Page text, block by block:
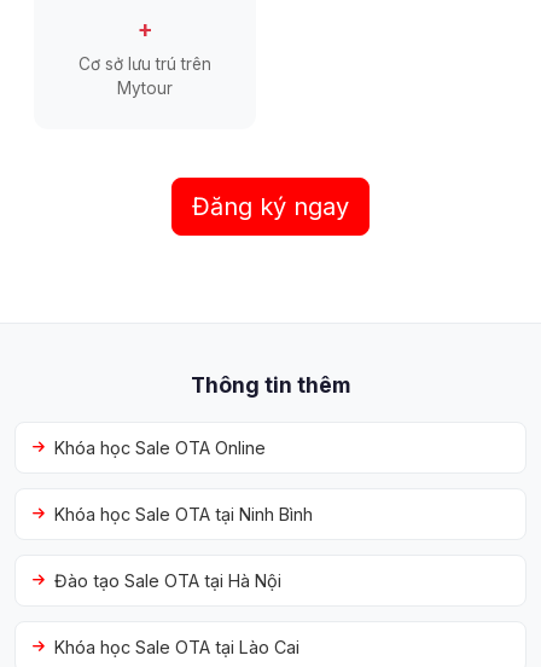
+
Cơ sở lưu trú trên
Mytour
Đăng ký ngay
Thông tin thêm
Khóa học Sale OTA Online
Khóa học Sale OTA tại Ninh Bình
Đào tạo Sale OTA tại Hà Nội
Khóa học Sale OTA tại Lào Cai